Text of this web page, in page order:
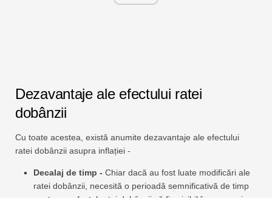
Dezavantaje ale efectului ratei
dobânzii
Cu toate acestea, există anumite dezavantaje ale efectului
ratei dobânzii asupra inflației -
Decalaj de timp - Chiar dacă au fost luate modificări ale
ratei dobânzii, necesită o perioadă semnificativă de timp